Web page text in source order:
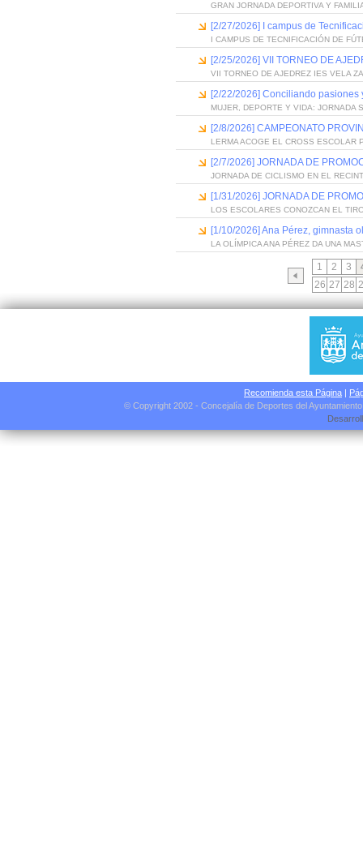
GRAN JORNADA DEPORTIVA Y
[2/27/2026] I campus de
I CAMPUS DE TECNIFICACIÓN DE
[2/25/2026] VII TORNEO DE
VII TORNEO DE AJEDREZ IES VELA
[2/22/2026] Conciliando
MUJER, DEPORTE Y VIDA: JORNADA
[2/8/2026] CAMPEONATO
LERMA ACOGE EL CROSS ESCOLAR
[2/7/2026] JORNADA DE
JORNADA DE CICLISMO EN EL
[1/31/2026] JORNADA DE
LOS ESCOLARES CONOZCAN EL
[1/10/2026] Ana Pérez, gimnasta
LA OLÍMPICA ANA PÉREZ DA UNA
1 2 3
26 27 28
Recomienda esta Página |
© Copyright 2002 - Concejalía de Deportes del